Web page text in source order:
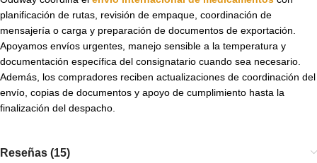
planificación de rutas, revisión de empaque, coordinación de
mensajería o carga y preparación de documentos de exportación.
Apoyamos envíos urgentes, manejo sensible a la temperatura y
documentación específica del consignatario cuando sea necesario.
Además, los compradores reciben actualizaciones de coordinación del
envío, copias de documentos y apoyo de cumplimiento hasta la
finalización del despacho.
Reseñas (15)